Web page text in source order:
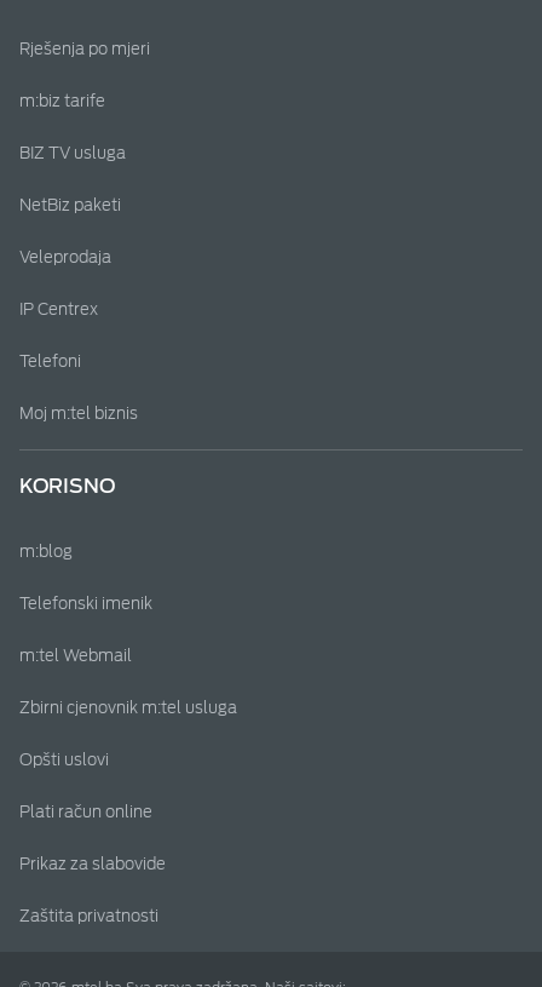
Rješenja po mjeri
m:biz tarife
BIZ TV usluga
NetBiz paketi
Veleprodaja
IP Centrex
Telefoni
Moj m:tel biznis
KORISNO
m:blog
Telefonski imenik
m:tel Webmail
Zbirni cjenovnik m:tel usluga
Opšti uslovi
Plati račun online
Prikaz za slabovide
Zaštita privatnosti